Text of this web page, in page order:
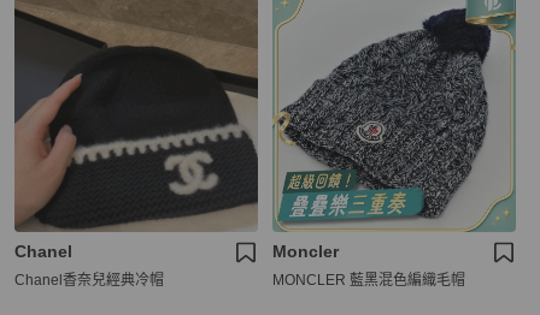
Chanel
Chanel香奈兒經典冷帽
Moncler
MONCLER 藍黑混色編織毛帽